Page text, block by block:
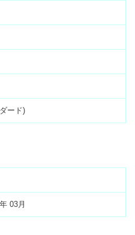
ード)
03月